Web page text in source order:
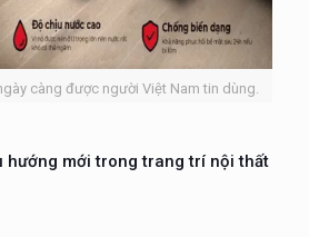
càng được người Việt Nam tin dùng.
hướng mới trong trang trí nội thất